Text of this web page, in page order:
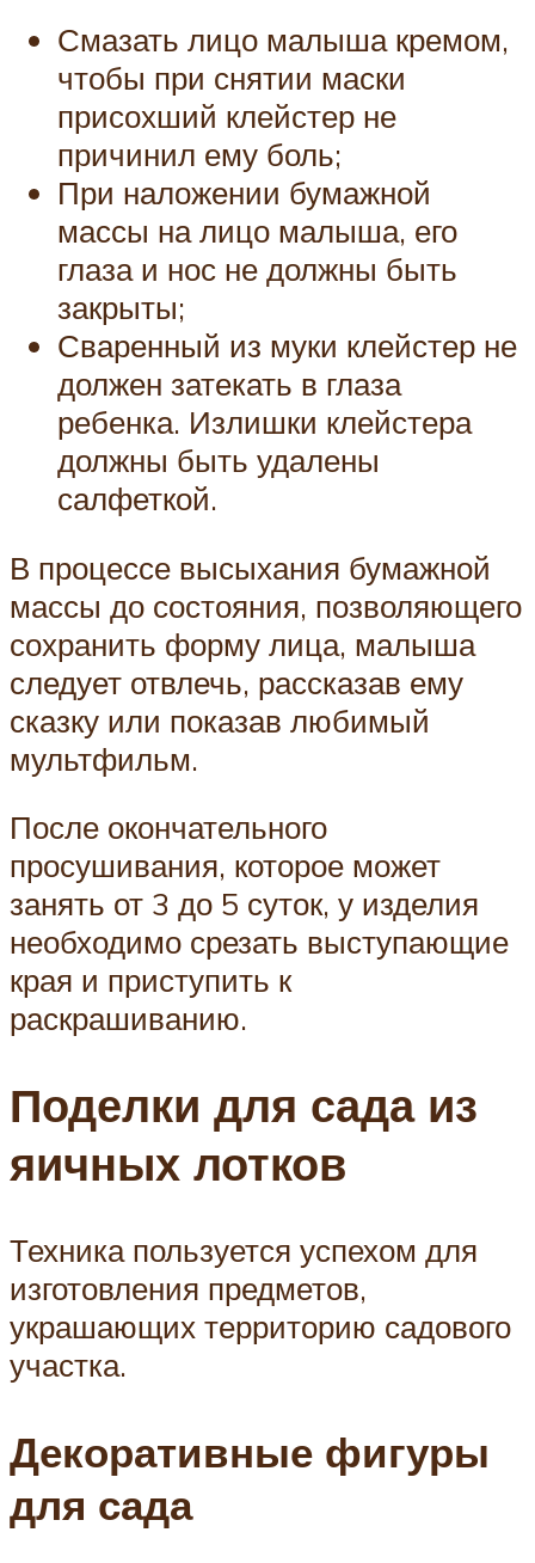
Смазать лицо малыша кремом,
чтобы при снятии маски
присохший клейстер не
причинил ему боль;
При наложении бумажной
массы на лицо малыша, его
глаза и нос не должны быть
закрыты;
Сваренный из муки клейстер не
должен затекать в глаза
ребенка. Излишки клейстера
должны быть удалены
салфеткой.
В процессе высыхания бумажной
массы до состояния, позволяющего
сохранить форму лица, малыша
следует отвлечь, рассказав ему
сказку или показав любимый
мультфильм.
После окончательного
просушивания, которое может
занять от 3 до 5 суток, у изделия
необходимо срезать выступающие
края и приступить к
раскрашиванию.
Поделки для сада из
яичных лотков
Техника пользуется успехом для
изготовления предметов,
украшающих территорию садового
участка.
Декоративные фигуры
для сада